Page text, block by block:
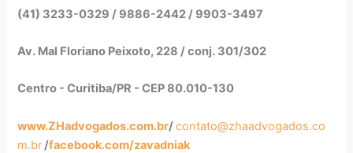
(41) 3233-0329 / 9886-2442 / 9903-3497
Av. Mal Floriano Peixoto, 228 / conj. 301/302
Centro - Curitiba/PR - CEP 80.010-130
www.ZHadvogados.com.br/contato@zhaadvogados.co
m.br/facebook.com/zavadniak